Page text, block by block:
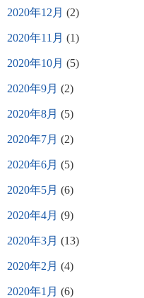
2020年12月 (2)
2020年11月 (1)
2020年10月 (5)
2020年9月 (2)
2020年8月 (5)
2020年7月 (2)
2020年6月 (5)
2020年5月 (6)
2020年4月 (9)
2020年3月 (13)
2020年2月 (4)
2020年1月 (6)